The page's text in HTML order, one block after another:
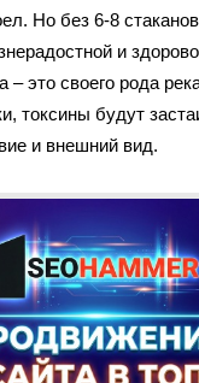
Но без 6-8
и
– это своего рода
токсины будут
и внешний вид.